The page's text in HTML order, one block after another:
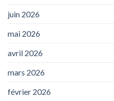
juin 2026
mai 2026
avril 2026
mars 2026
février 2026